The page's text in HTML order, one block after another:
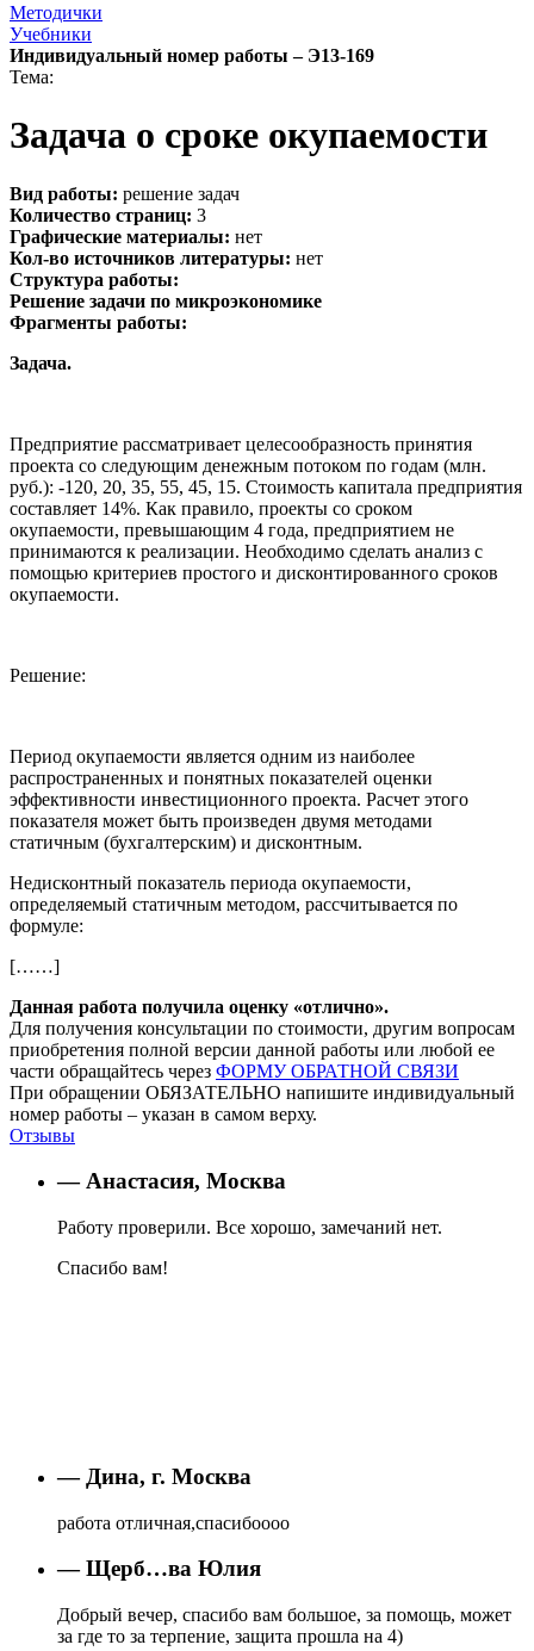
Методички
Учебники
Индивидуальный номер работы – Э13-169
Тема:
Задача о сроке окупаемости
Вид работы: решение задач
Количество страниц: 3
Графические материалы: нет
Кол-во источников литературы: нет
Структура работы:
Решение задачи по микроэкономике
Фрагменты работы:
Задача.
Предприятие рассматривает целесообразность принятия
проекта со следующим денежным потоком по годам (млн.
руб.): -120, 20, 35, 55, 45, 15. Стоимость капитала предприятия
составляет 14%. Как правило, проекты со сроком
окупаемости, превышающим 4 года, предприятием не
принимаются к реализации. Необходимо сделать анализ с
помощью критериев простого и дисконтированного сроков
окупаемости.
Решение:
Период окупаемости является одним из наиболее
распространенных и понятных показателей оценки
эффективности инвестиционного проекта. Расчет этого
показателя может быть произведен двумя методами
статичным (бухгалтерским) и дисконтным.
Недисконтный показатель периода окупаемости,
определяемый статичным методом, рассчитывается по
формуле:
[……]
Данная работа получила оценку «отлично».
Для получения консультации по стоимости, другим вопросам
приобретения полной версии данной работы или любой ее
части обращайтесь через ФОРМУ ОБРАТНОЙ СВЯЗИ
При обращении ОБЯЗАТЕЛЬНО напишите индивидуальный
номер работы – указан в самом верху.
Отзывы
— Анастасия, Москва
Работу проверили. Все хорошо, замечаний нет.
Спасибо вам!
— Дина, г. Москва
работа отличная,спасибоооо
— Щерб…ва Юлия
Добрый вечер, спасибо вам большое, за помощь, может
за где то за терпение, защита прошла на 4)